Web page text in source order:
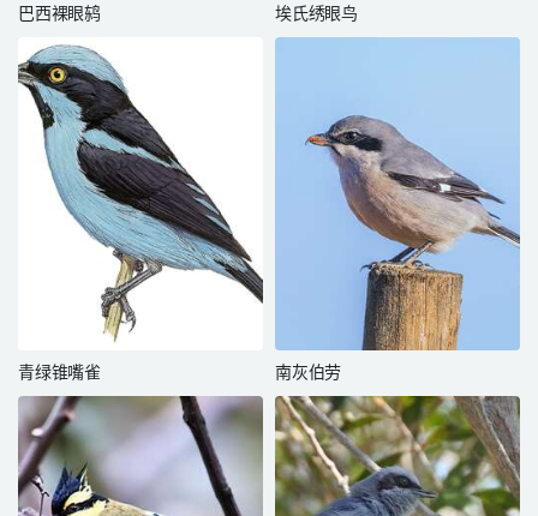
巴西裸眼鸫 埃氏绣眼鸟
青绿锥嘴雀 南灰伯劳